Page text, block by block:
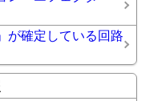
が確定している回路